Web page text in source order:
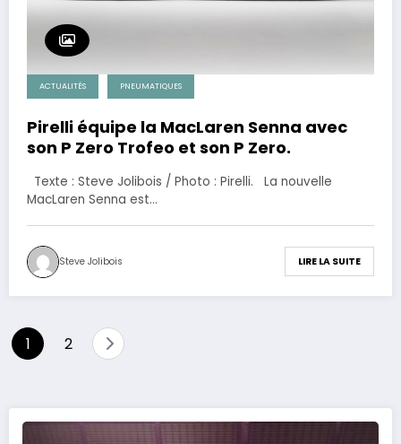
ACTUALITÉS PNEUMATIQUES
Pirelli équipe la MacLaren Senna avec
son P Zero Trofeo et son P Zero.
Texte : Steve Jolibois / Photo : Pirelli. La nouvelle
MacLaren Senna est…
Steve Jolibois LIRE LA SUITE
Pagination
1 2